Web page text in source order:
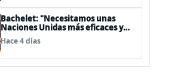
Bachelet: "Necesitamos unas
Naciones Unidas más eficaces y
cercanas a las personas"
Hace 4 días